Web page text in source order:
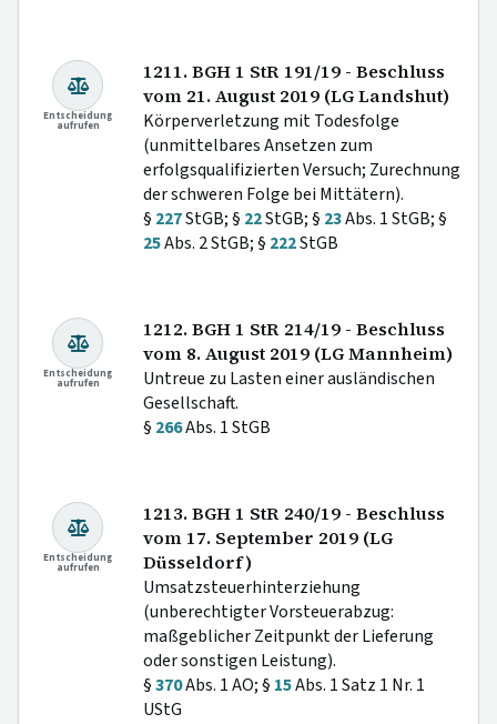
Entscheidung
aufrufen
1211. BGH 1 StR 191/19 - Beschluss
vom 21. August 2019 (LG Landshut)
Körperverletzung mit Todesfolge
(unmittelbares Ansetzen zum
erfolgsqualifizierten Versuch; Zurechnung
der schweren Folge bei Mittätern).
§ 227StGB; § 22StGB; § 23Abs. 1 StGB; §
25Abs. 2 StGB; § 222StGB
Entscheidung
aufrufen
1212. BGH 1 StR 214/19 - Beschluss
vom 8. August 2019 (LG Mannheim)
Untreue zu Lasten einer ausländischen
Gesellschaft.
§ 266Abs. 1 StGB
Entscheidung
aufrufen
1213. BGH 1 StR 240/19 - Beschluss
vom 17. September 2019 (LG
Düsseldorf)
Umsatzsteuerhinterziehung
(unberechtigter Vorsteuerabzug:
maßgeblicher Zeitpunkt der Lieferung
oder sonstigen Leistung).
§370Abs. 1 AO; § 15Abs. 1 Satz 1 Nr. 1
UStG